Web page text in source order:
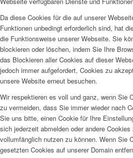
Da diese Cookies für die auf unserer
Funktionen unbedingt erforderlich sind, hat
die Funktionsweise unserer Webseite. Sie
blockieren oder löschen, indem Sie Ihre
das Blockieren aller Cookies auf dieser
jedoch immer aufgefordert, Cookies zu
unsere Website erneut besuchen.
Wir respektieren es voll und ganz, wenn Sie
zu vermeiden, dass Sie immer wieder nach
Sie uns bitte, einen Cookie für Ihre
sich jederzeit abmelden oder andere
vollumfänglich nutzen zu können. Wenn Sie
gesetzten Cookies auf unserer Domain